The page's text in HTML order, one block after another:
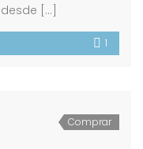
[…]
1
Comprar